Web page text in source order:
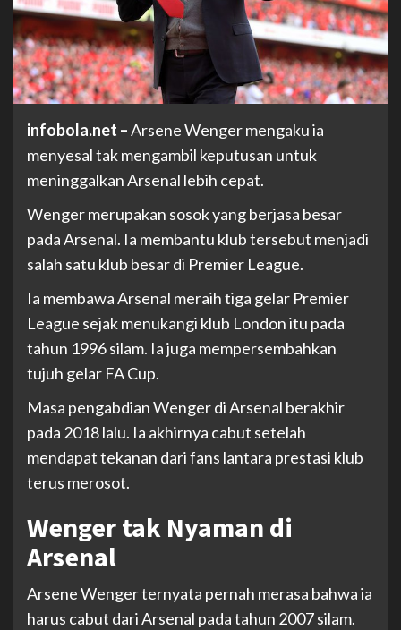
infobola.net –Arsene Wenger mengaku ia
menyesal tak mengambil keputusan untuk
meninggalkan Arsenal lebih cepat.
Wenger merupakan sosok yang berjasa besar
pada Arsenal. Ia membantu klub tersebut menjadi
salah satu klub besar di Premier League.
Ia membawa Arsenal meraih tiga gelar Premier
League sejak menukangi klub London itu pada
tahun 1996 silam. Ia juga mempersembahkan
tujuh gelar FA Cup.
Masa pengabdian Wenger di Arsenal berakhir
pada 2018 lalu. Ia akhirnya cabut setelah
mendapat tekanan dari fans lantara prestasi klub
terus merosot.
Wenger tak Nyaman di
Arsenal
Arsene Wenger ternyata pernah merasa bahwa ia
harus cabut dari Arsenal pada tahun 2007 silam.